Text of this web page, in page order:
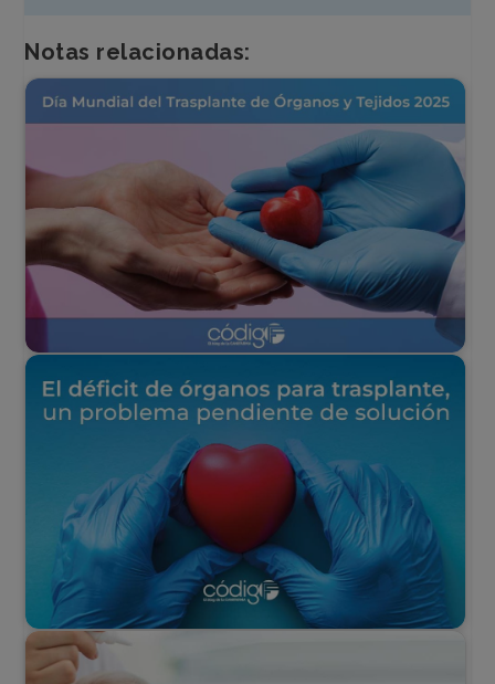
Notas relacionadas: